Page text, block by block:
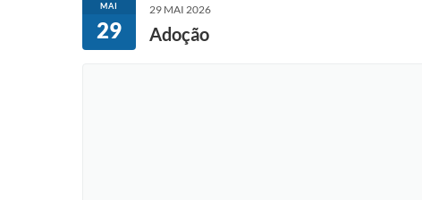
MAI
29
29 MAI 2026
Adoção